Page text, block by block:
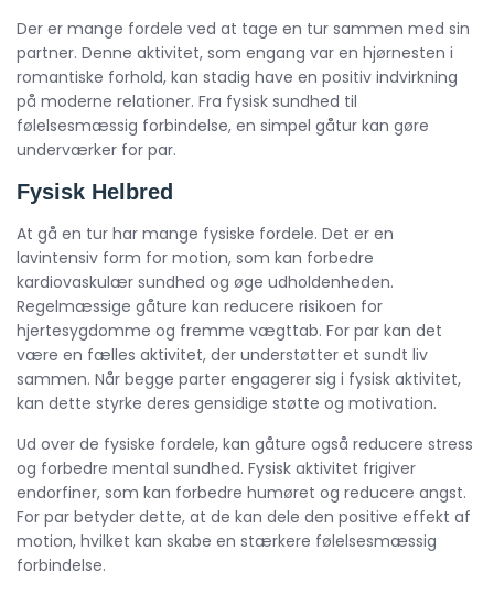
Der er mange fordele ved at tage en tur sammen med sin
partner. Denne aktivitet, som engang var en hjørnesten i
romantiske forhold, kan stadig have en positiv indvirkning
på moderne relationer. Fra fysisk sundhed til
følelsesmæssig forbindelse, en simpel gåtur kan gøre
underværker for par.
Fysisk Helbred
At gå en tur har mange fysiske fordele. Det er en
lavintensiv form for motion, som kan forbedre
kardiovaskulær sundhed og øge udholdenheden.
Regelmæssige gåture kan reducere risikoen for
hjertesygdomme og fremme vægttab. For par kan det
være en fælles aktivitet, der understøtter et sundt liv
sammen. Når begge parter engagerer sig i fysisk aktivitet,
kan dette styrke deres gensidige støtte og motivation.
Ud over de fysiske fordele, kan gåture også reducere stress
og forbedre mental sundhed. Fysisk aktivitet frigiver
endorfiner, som kan forbedre humøret og reducere angst.
For par betyder dette, at de kan dele den positive effekt af
motion, hvilket kan skabe en stærkere følelsesmæssig
forbindelse.